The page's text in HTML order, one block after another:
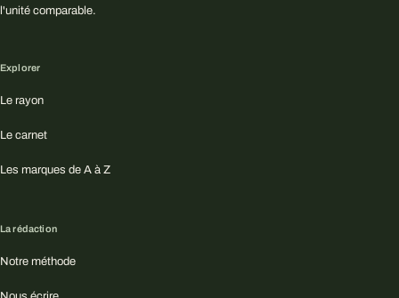
l'unité comparable.
Explorer
Le rayon
Le carnet
Les marques de A à Z
La rédaction
Notre méthode